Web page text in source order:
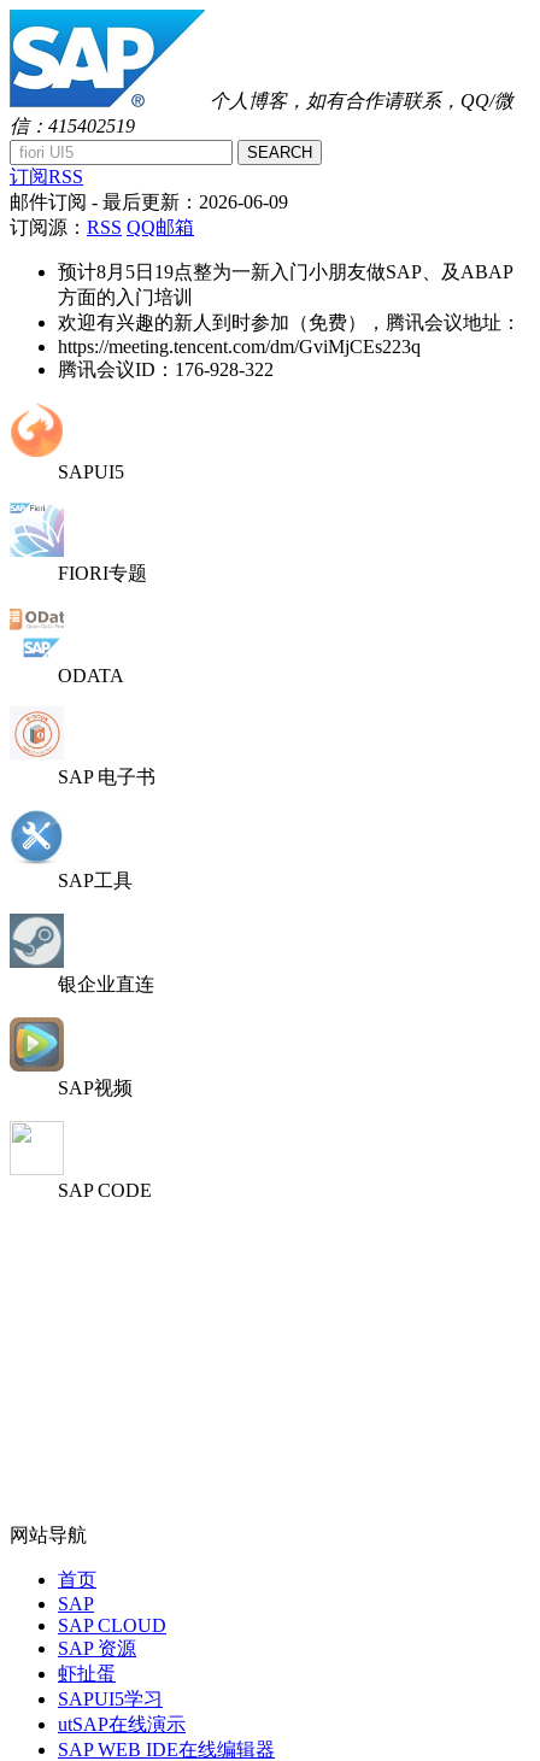
个人博客，如有合作请联系，QQ/微
信：415402519
SEARCH
订阅RSS
邮件订阅 - 最后更新： 2026-06-09
订阅源： RSS QQ邮箱
预计8月5日19点整为一新入门小朋友做SAP、及ABAP
方面的入门培训
欢迎有兴趣的新人到时参加（免费），腾讯会议地址：
https://meeting.tencent.com/dm/GviMjCEs223q
腾讯会议ID：176-928-322
SAPUI5
FIORI专题
ODATA
SAP 电子书
SAP工具
银企业直连
SAP视频
SAP CODE
网站导航
首页
SAP
SAP CLOUD
SAP 资源
虾扯蛋
SAPUI5学习
utSAP在线演示
SAP WEB IDE在线编辑器